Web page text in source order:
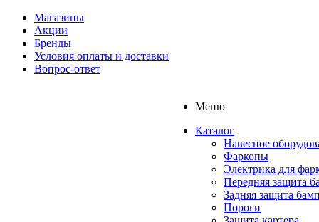
Магазины
Акции
Бренды
Условия оплаты и доставки
Вопрос-ответ
Меню
Каталог
Навесное
Фаркопы
Электрика для
Передняя защита
Задняя защита
Пороги